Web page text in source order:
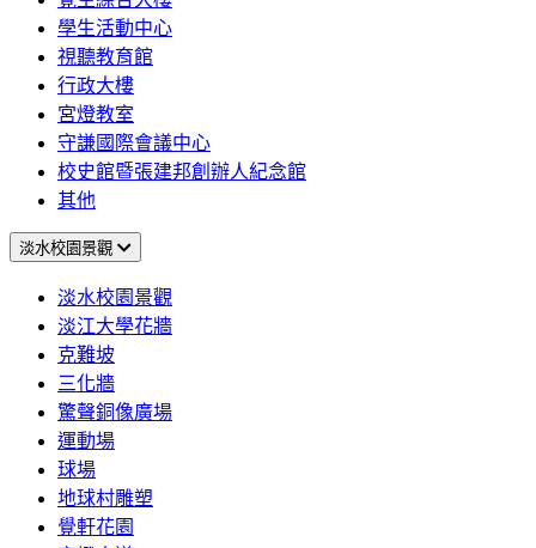
學生活動中心
視聽教育館
行政大樓
宮燈教室
守謙國際會議中心
校史館暨張建邦創辦人紀念館
其他
淡水校園景觀
淡水校園景觀
淡江大學花牆
克難坡
三化牆
驚聲銅像廣場
運動場
球場
地球村雕塑
覺軒花園